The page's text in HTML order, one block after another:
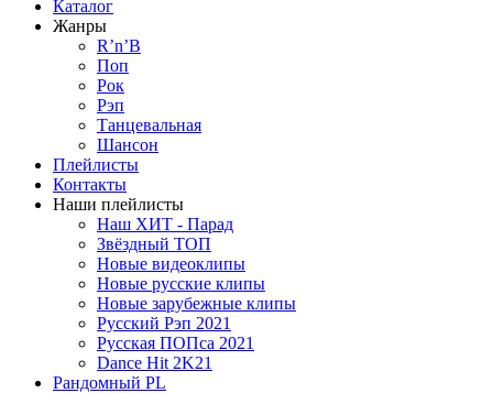
Каталог
Жанры
R’n’B
Поп
Рок
Рэп
Танцевальная
Шансон
Плейлисты
Контакты
Наши плейлисты
Наш ХИТ - Парад
Звёздный ТОП
Новые видеоклипы
Новые русские клипы
Новые зарубежные клипы
Русский Рэп 2021
Русская ПОПса 2021
Dance Hit 2K21
Рандомный PL